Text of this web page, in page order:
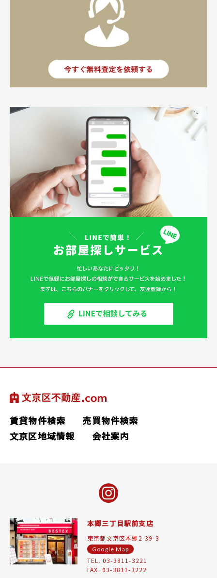
賃貸物件検索
売買物件検索
文京区地域情報
会社案内
本郷三丁目駅前支店
東京都文京区本郷2-39-3
Google Map
TEL. 03-3811-3221
FAX. 03-3811-3222